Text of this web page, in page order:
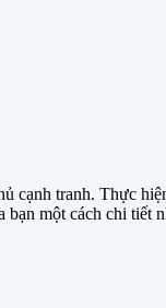
cạnh tranh. Thực
bạn một cách chi tiết